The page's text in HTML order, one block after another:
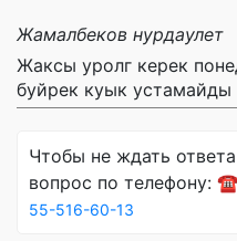
Жамалбеков нурдаулет
Жаксы уролг керек
буйрек куык устамайды
Чтобы не ждать
вопрос по телефону:
55-516-60-13